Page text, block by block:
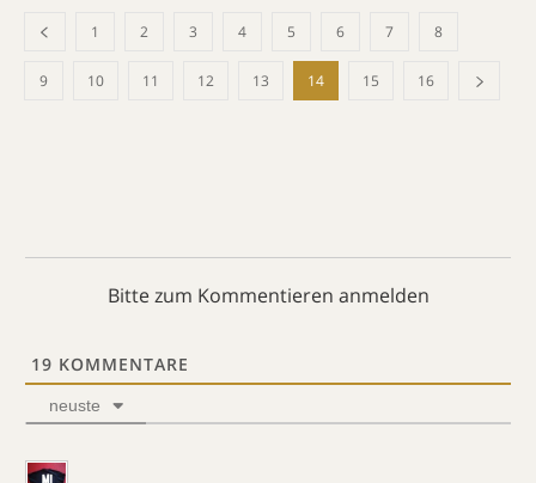
1 2 3 4 5 6 7 8
9 10 11 12 13 14 15 16
Bitte zum Kommentieren anmelden
19 KOMMENTARE
neuste